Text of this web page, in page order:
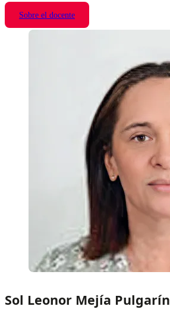
Sobre el docente
Sol Leonor Mejía Pulgarín